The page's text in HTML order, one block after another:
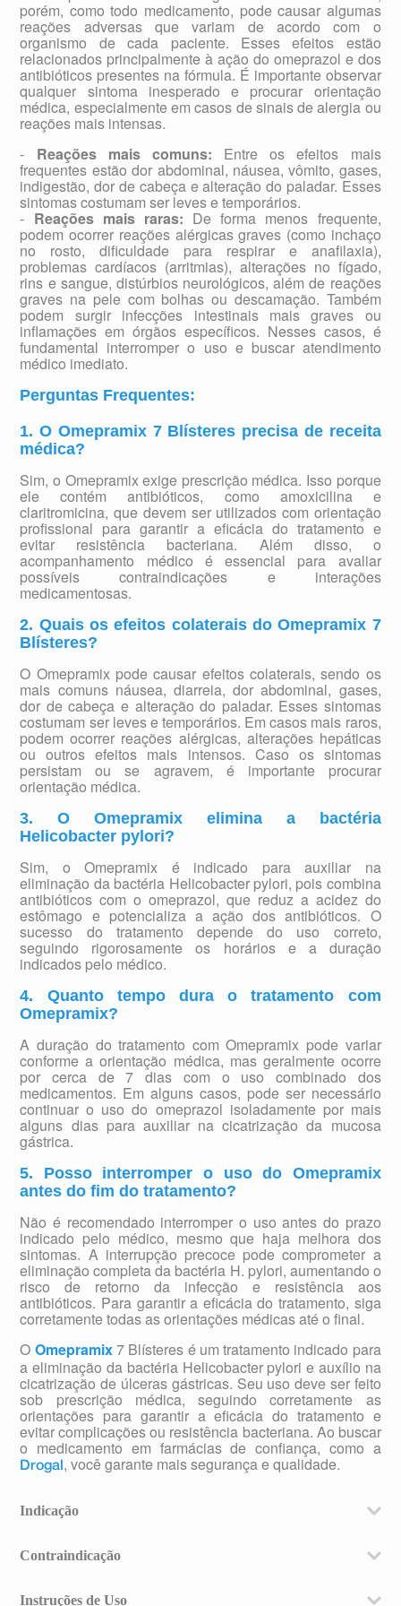
porém, como todo medicamento, pode causar algumas
reações adversas que variam de acordo com o
organismo de cada paciente. Esses efeitos estão
relacionados principalmente à ação do omeprazol e dos
antibióticos presentes na fórmula. É importante observar
qualquer sintoma inesperado e procurar orientação
médica, especialmente em casos de sinais de alergia ou
reações mais intensas.
- Reações mais comuns: Entre os efeitos mais
frequentes estão dor abdominal, náusea, vômito, gases,
indigestão, dor de cabeça e alteração do paladar. Esses
sintomas costumam ser leves e temporários.
- Reações mais raras: De forma menos frequente,
podem ocorrer reações alérgicas graves (como inchaço
no rosto, dificuldade para respirar e anafilaxia),
problemas cardíacos (arritmias), alterações no fígado,
rins e sangue, distúrbios neurológicos, além de reações
graves na pele com bolhas ou descamação. Também
podem surgir infecções intestinais mais graves ou
inflamações em órgãos específicos. Nesses casos, é
fundamental interromper o uso e buscar atendimento
médico imediato.
Perguntas Frequentes:
1. O Omepramix 7 Blísteres precisa de receita
médica?
Sim, o Omepramix exige prescrição médica. Isso porque
ele contém antibióticos, como amoxicilina e
claritromicina, que devem ser utilizados com orientação
profissional para garantir a eficácia do tratamento e
evitar resistência bacteriana. Além disso, o
acompanhamento médico é essencial para avaliar
possíveis contraindicações e interações
medicamentosas.
2. Quais os efeitos colaterais do Omepramix 7
Blísteres?
O Omepramix pode causar efeitos colaterais, sendo os
mais comuns náusea, diarreia, dor abdominal, gases,
dor de cabeça e alteração do paladar. Esses sintomas
costumam ser leves e temporários. Em casos mais raros,
podem ocorrer reações alérgicas, alterações hepáticas
ou outros efeitos mais intensos. Caso os sintomas
persistam ou se agravem, é importante procurar
orientação médica.
3. O Omepramix elimina a bactéria
Helicobacter pylori?
Sim, o Omepramix é indicado para auxiliar na
eliminação da bactéria Helicobacter pylori, pois combina
antibióticos com o omeprazol, que reduz a acidez do
estômago e potencializa a ação dos antibióticos. O
sucesso do tratamento depende do uso correto,
seguindo rigorosamente os horários e a duração
indicados pelo médico.
4. Quanto tempo dura o tratamento com
Omepramix?
A duração do tratamento com Omepramix pode variar
conforme a orientação médica, mas geralmente ocorre
por cerca de 7 dias com o uso combinado dos
medicamentos. Em alguns casos, pode ser necessário
continuar o uso do omeprazol isoladamente por mais
alguns dias para auxiliar na cicatrização da mucosa
gástrica.
5. Posso interromper o uso do Omepramix
antes do fim do tratamento?
Não é recomendado interromper o uso antes do prazo
indicado pelo médico, mesmo que haja melhora dos
sintomas. A interrupção precoce pode comprometer a
eliminação completa da bactéria H. pylori, aumentando o
risco de retorno da infecção e resistência aos
antibióticos. Para garantir a eficácia do tratamento, siga
corretamente todas as orientações médicas até o final.
O Omepramix7 Blísteres é um tratamento indicado para
a eliminação da bactéria Helicobacter pylori e auxílio na
cicatrização de úlceras gástricas. Seu uso deve ser feito
sob prescrição médica, seguindo corretamente as
orientações para garantir a eficácia do tratamento e
evitar complicações ou resistência bacteriana. Ao buscar
o medicamento em farmácias de confiança, como a
Drogal , você garante mais segurança e qualidade.
Indicação
infecção por Helicobacter pylori (H. pylori) e doença
Contraindicação
Instruções de Uso